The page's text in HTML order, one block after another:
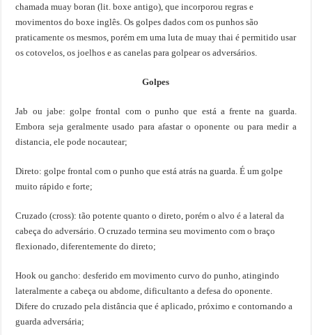
chamada muay boran (lit. boxe antigo), que incorporou regras e
movimentos do boxe inglês. Os golpes dados com os punhos são
praticamente os mesmos, porém em uma luta de muay thai é permitido usar
os cotovelos, os joelhos e as canelas para golpear os adversários.
Golpes
Jab ou jabe: golpe frontal com o punho que está a frente na guarda.
Embora seja geralmente usado para afastar o oponente ou para medir a
distancia, ele pode nocautear;
Direto: golpe frontal com o punho que está atrás na guarda. É um golpe
muito rápido e forte;
Cruzado (cross): tão potente quanto o direto, porém o alvo é a lateral da
cabeça do adversário. O cruzado termina seu movimento com o braço
flexionado, diferentemente do direto;
Hook ou gancho: desferido em movimento curvo do punho, atingindo
lateralmente a cabeça ou abdome, dificultanto a defesa do oponente.
Difere do cruzado pela distância que é aplicado, próximo e contornando a
guarda adversária;